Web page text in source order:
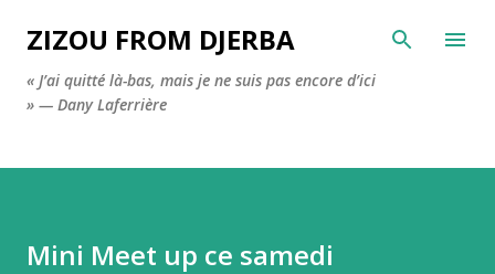
Accéder au contenu principal
ZIZOU FROM DJERBA
« J’ai quitté là-bas, mais je ne suis pas encore d’ici
» — Dany Laferrière
Mini Meet up ce samedi